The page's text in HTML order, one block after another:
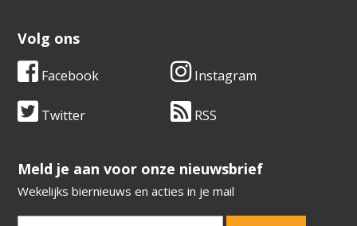
Volg ons
Facebook Instagram
Twitter RSS
​​​​​​​Meld je aan voor onze nieuwsbrief
Wekelijks biernieuws en acties in je mail